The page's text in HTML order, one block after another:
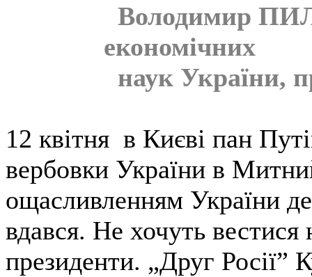
Володимир
економічних
наук України,
12 квітня в Києві пан
вербовки України в
ощасливленням України
вдався. Не хочуть вестися
президенти. „Друг Росії”